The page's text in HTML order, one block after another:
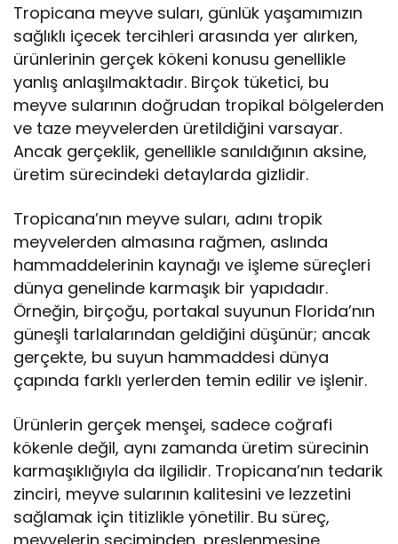
Tropicana meyve suları, günlük yaşamımızın
sağlıklı içecek tercihleri arasında yer alırken,
ürünlerinin gerçek kökeni konusu genellikle
yanlış anlaşılmaktadır. Birçok tüketici, bu
meyve sularının doğrudan tropikal bölgelerden
ve taze meyvelerden üretildiğini varsayar.
Ancak gerçeklik, genellikle sanıldığının aksine,
üretim sürecindeki detaylarda gizlidir.
Tropicana’nın meyve suları, adını tropik
meyvelerden almasına rağmen, aslında
hammaddelerinin kaynağı ve işleme süreçleri
dünya genelinde karmaşık bir yapıdadır.
Örneğin, birçoğu, portakal suyunun Florida’nın
güneşli tarlalarından geldiğini düşünür; ancak
gerçekte, bu suyun hammaddesi dünya
çapında farklı yerlerden temin edilir ve işlenir.
Ürünlerin gerçek menşei, sadece coğrafi
kökenle değil, aynı zamanda üretim sürecinin
karmaşıklığıyla da ilgilidir. Tropicana’nın tedarik
zinciri, meyve sularının kalitesini ve lezzetini
sağlamak için titizlikle yönetilir. Bu süreç,